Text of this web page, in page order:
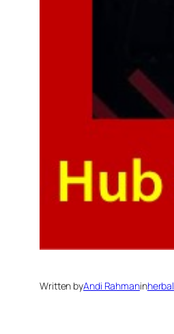
Written byAndi Rahmaninherbal